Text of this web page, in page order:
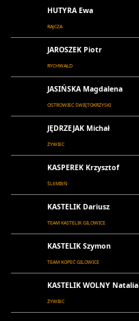
HUTYRA Ewa
RAJCZA
JAROSZEK Piotr
RYCHWAŁD
JASIŃSKA Magdalena
OSTROWIEC ŚWIĘTOKRZYSKI
JĘDRZEJAK Michał
ŻYWIEC
KASPEREK Krzysztof
ŚLEMIEŃ
KASTELIK Dariusz
TEAM KASTELIK GILOWICE
KASTELIK Szymon
TEAM KOPEĆ GILOWICE
KASTELIK WOLNY Natalia
ŻYWIEC